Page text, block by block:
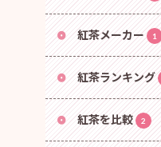
紅茶メーカー 1
紅茶ランキング
紅茶を比較 2